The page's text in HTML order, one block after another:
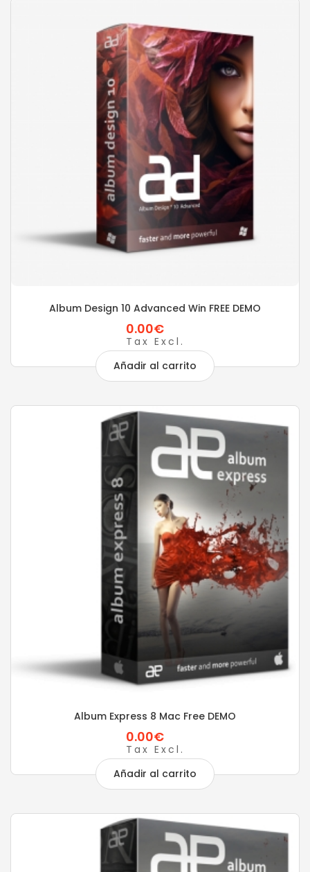
Album Design 10 Advanced Win FREE DEMO
0.00€
Tax Excl.
Añadir al carrito
Album Express 8 Mac Free DEMO
0.00€
Tax Excl.
Añadir al carrito